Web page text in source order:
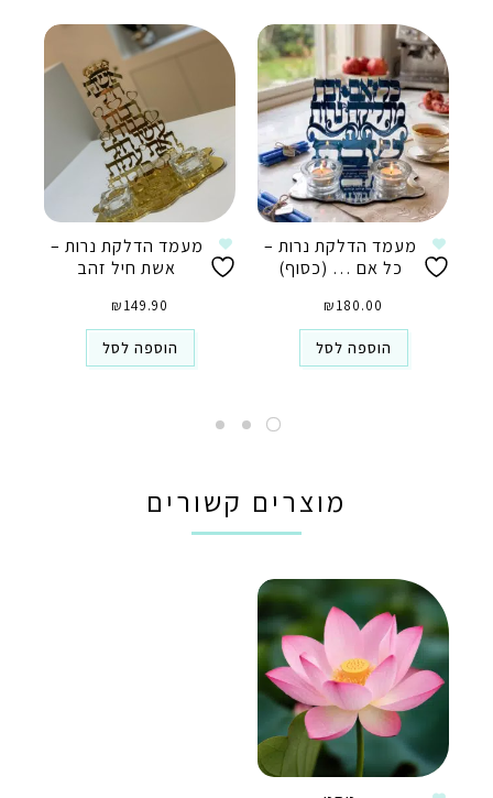
מעמד הדלקת נרות –
כל אם … (כסוף)
₪180.00
הוספה לסל
מעמד הדלקת נרות –
אשת חיל זהב
₪149.90
הוספה לסל
מוצרים קשורים